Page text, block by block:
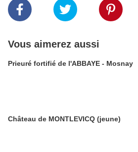
Vous aimerez aussi
Prieuré fortifié de l'ABBAYE - Mosnay
Château de MONTLEVICQ (jeune)